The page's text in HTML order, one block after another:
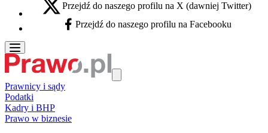
X - otwiera się w nowej karcie
Przejdź do naszego profilu na X (dawniej Twitter)
Facebook - otwiera się w nowej karcie
Przejdź do naszego profilu na Facebooku
Prawnicy i sądy
Podatki
Kadry i BHP
Prawo w biznesie